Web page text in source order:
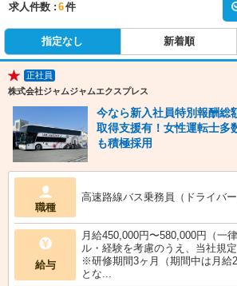
求人件数 : 6件
指定なし 新着順
★
正社員
株式会社ジャムジャムエクスプレス
今なら新入社員特別報酬総
取得支援有！女性運転士多
も積極採用
職種
高速路線バス乗務員（ドライバー
給与
月給450,000円〜580,000円（一
ル・経験を考慮のうえ、当社規
※研修期間3ヶ月（期間中は月給
とな...